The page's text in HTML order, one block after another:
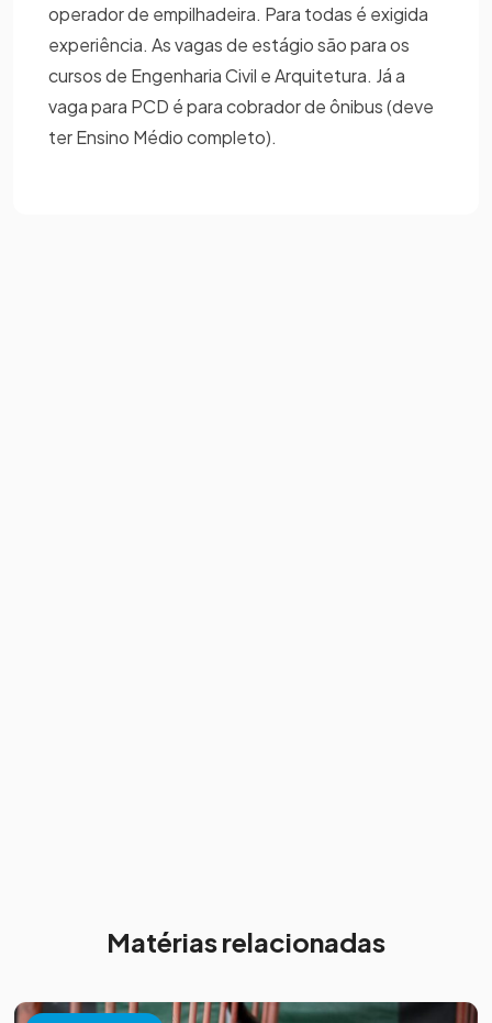
operador de empilhadeira. Para todas é exigida
experiência. As vagas de estágio são para os
cursos de Engenharia Civil e Arquitetura. Já a
vaga para PCD é para cobrador de ônibus (deve
ter Ensino Médio completo).
Matérias relacionadas